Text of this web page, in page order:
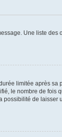
Une liste des
limitée après sa
le nombre de fois
possibilité de laisser